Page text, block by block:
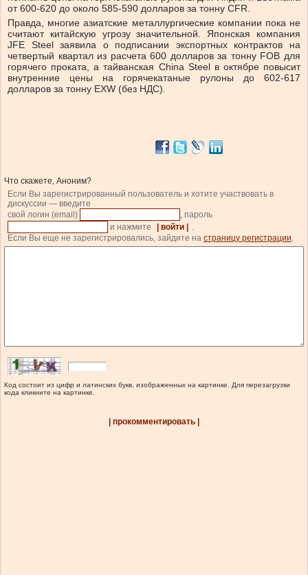
от 600-620 до около 585-590 долларов за тонну CFR.
Правда, многие азиатские металлургические компании пока не
считают китайскую угрозу значительной. Японская компания
JFE Steel заявила о подписании экспортных контрактов на
четвертый квартал из расчета 600 долларов за тонну FOB для
горячего проката, а тайванская China Steel в октябре повысит
внутренние цены на горячекатаные рулоны до 602-617
долларов за тонну EXW (без НДС).
Что скажете, Аноним?
Если Вы зарегистрированный пользователь и хотите участвовать в
дискуссии — введите
свой логин (email)
, пароль
и нажмите
| войти |
Если Вы еще не зарегистрировались, зайдите на страницу регистрации
Код состоит из цифр и латинских букв, изображенных на картинке. Для перезагрузки
кода кликните на картинке.
| прокомментировать |